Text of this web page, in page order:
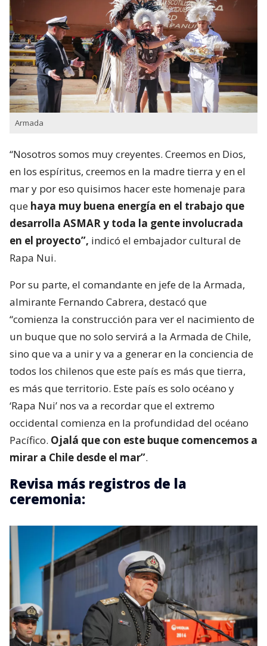
Armada
“Nosotros somos muy creyentes. Creemos en Dios,
en los espíritus, creemos en la madre tierra y en el
mar y por eso quisimos hacer este homenaje para
que haya muy buena energía en el trabajo que
desarrolla ASMAR y toda la gente involucrada
en el proyecto”, indicó el embajador cultural de
Rapa Nui.
Por su parte, el comandante en jefe de la Armada,
almirante Fernando Cabrera, destacó que
“comienza la construcción para ver el nacimiento de
un buque que no solo servirá a la Armada de Chile,
sino que va a unir y va a generar en la conciencia de
todos los chilenos que este país es más que tierra,
es más que territorio. Este país es solo océano y
‘Rapa Nui’ nos va a recordar que el extremo
occidental comienza en la profundidad del océano
Pacífico. Ojalá que con este buque comencemos a
mirar a Chile desde el mar”.
Revisa más registros de la
ceremonia: